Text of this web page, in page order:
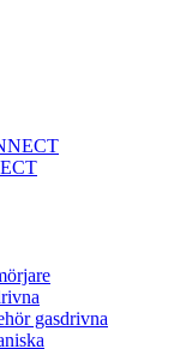
gasdrivna